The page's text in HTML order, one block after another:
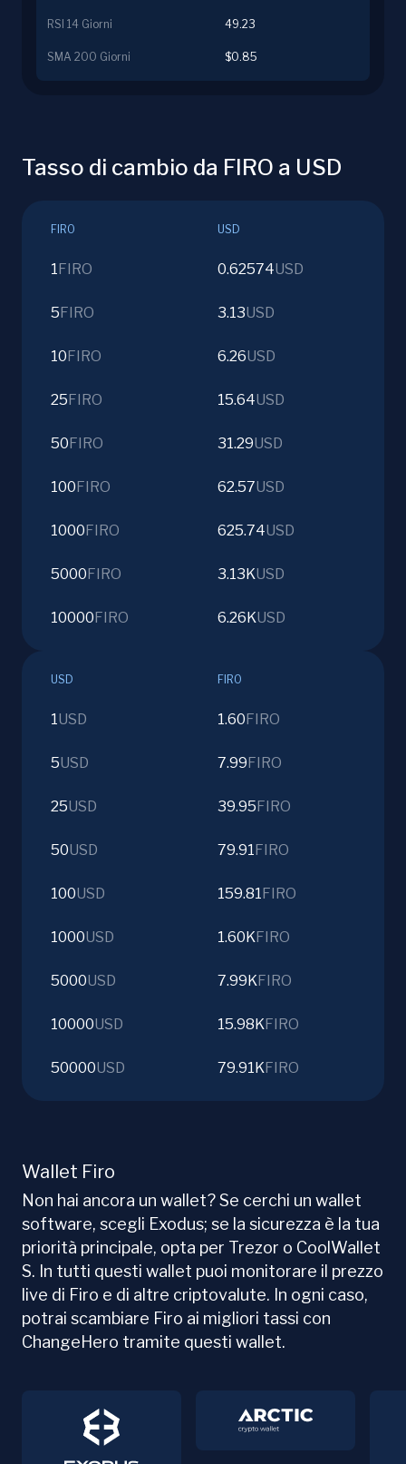
RSI 14 Giorni 49.23
SMA 200 Giorni $0.85
Tasso di cambio da FIRO a USD
FIRO USD
1 FIRO 0.62574USD
5 FIRO 3.13USD
10 FIRO 6.26USD
25 FIRO 15.64USD
50 FIRO 31.29USD
100 FIRO 62.57USD
1000 FIRO 625.74USD
5000 FIRO 3.13KUSD
10000 FIRO 6.26KUSD
USD FIRO
1USD 1.60 FIRO
5USD 7.99 FIRO
25USD 39.95 FIRO
50USD 79.91 FIRO
100USD 159.81 FIRO
1000USD 1.60KFIRO
5000USD 7.99KFIRO
10000USD 15.98KFIRO
50000USD 79.91KFIRO
Wallet Firo
Non hai ancora un wallet? Se cerchi un wallet
software, scegli Exodus; se la sicurezza è la tua
priorità principale, opta per Trezor o CoolWallet
S. In tutti questi wallet puoi monitorare il prezzo
live di Firo e di altre criptovalute. In ogni caso,
potrai scambiare Firo ai migliori tassi con
ChangeHero tramite questi wallet.